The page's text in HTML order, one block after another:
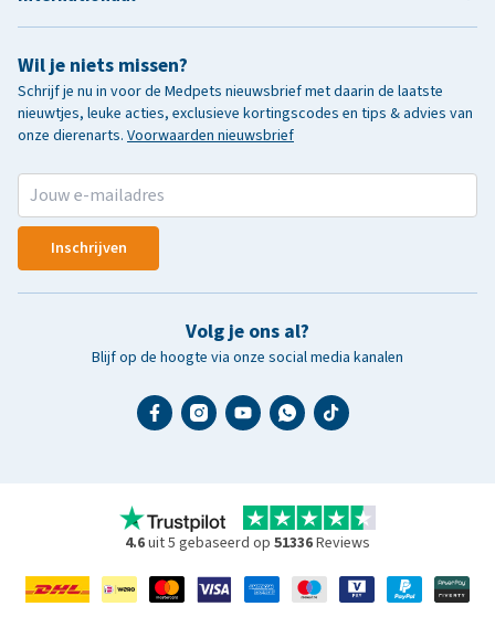
Wil je niets missen?
Schrijf je nu in voor de Medpets nieuwsbrief met daarin de laatste
nieuwtjes, leuke acties, exclusieve kortingscodes en tips & advies van
onze dierenarts. Voorwaarden nieuwsbrief
Inschrijven
Volg je ons al?
Blijf op de hoogte via onze social media kanalen
4.6uit 5 gebaseerd op 51336Reviews